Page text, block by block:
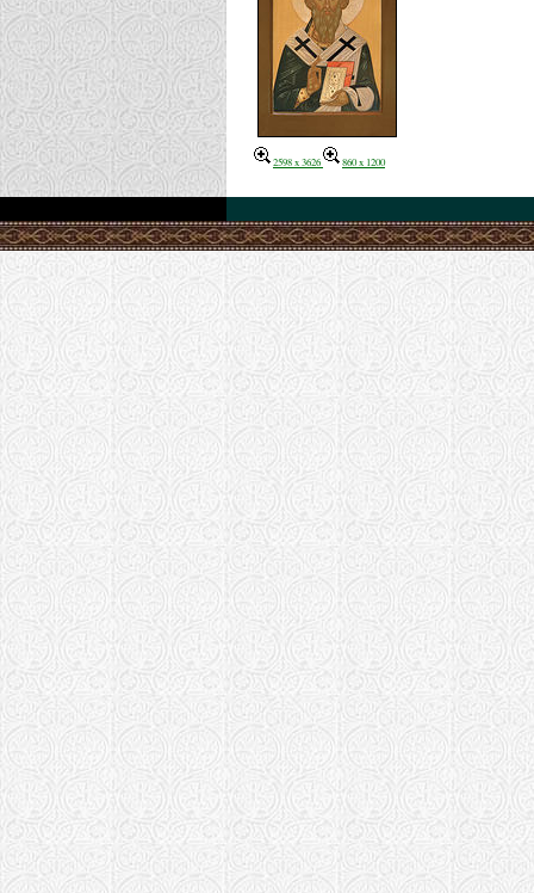
2598 x 3626 860 x 1200